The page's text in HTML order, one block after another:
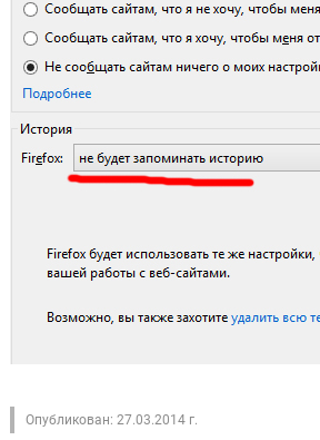
Опубликован: 27.03.2014 г.